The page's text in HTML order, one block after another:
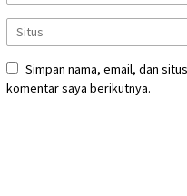
Simpan nama, email, dan
komentar saya berikutnya.